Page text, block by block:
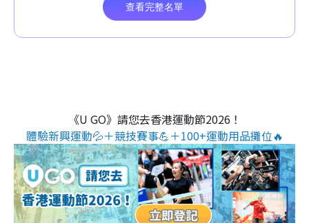
《U GO》請您去香港運動節2026！
體驗新興運動💦＋競技賽事💪＋100+運動用品攤位🔥